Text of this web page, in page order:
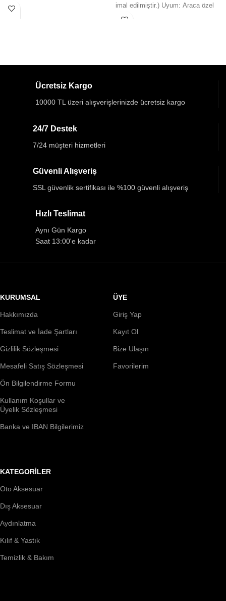
üretimdir. Lütfen satın
imal edilmiştir.) Uyum: Araca özel
üretimdir. Lütfen satın
Ücretsiz Kargo
10000 TL üzeri alışverişlerinizde ücretsiz kargo
24/7 Destek
7/24 müşteri hizmetleri
Güvenli Alışveriş
SSL güvenlik sertifikası ile %100 güvenli alışveriş
Hızlı Teslimat
Aynı Gün Kargo
Saat 13:00'e kadar
KURUMSAL
Hakkımızda
Teslimat ve İade Şartları
Gizlilik Sözleşmesi
Mesafeli Satış Sözleşmesi
Ön Bilgilendirme Formu
Kullanım Koşullar ve
Üyelik Sözleşmesi
Banka ve IBAN Bilgilerimiz
ÜYE
Giriş Yap
Kayıt Ol
Bize Ulaşın
Favorilerim
KATEGORİLER
Oto Aksesuar
Dış Aksesuar
Aydınlatma
Kılıf & Yastık
Temizlik & Bakım